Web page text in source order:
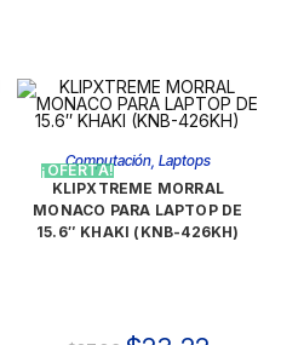
¡OFERTA!
Computación, Laptops
KLIPXTREME MORRAL
MONACO PARA LAPTOP DE
15.6″ KHAKI (KNB-426KH)